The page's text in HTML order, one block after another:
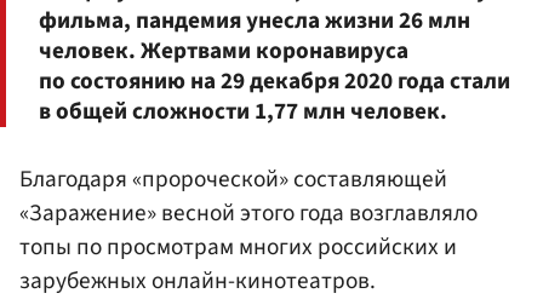
фильма, пандемия унесла жизни 26 млн
человек. Жертвами коронавируса
по состоянию на 29 декабря 2020 года стали
в общей сложности 1,77 млн человек.
Благодаря «пророческой» составляющей
«Заражение» весной этого года возглавляло
топы по просмотрам многих российских и
зарубежных онлайн-кинотеатров.